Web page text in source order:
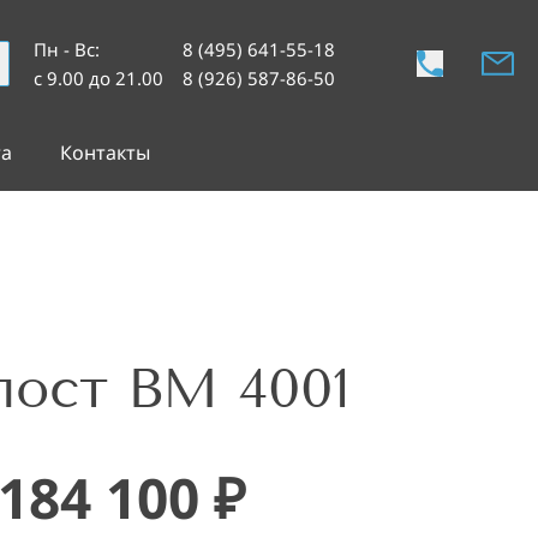
Пн - Вс:
с 9.00 до 21.00
8 (495) 641-55-18
8 (926) 587-86-50
Контакты
ВМ 4001
100 ₽